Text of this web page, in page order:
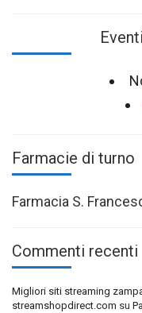
Farmacie di turno
Farmacia S.
Commenti recenti
Migliori siti streaming
streamshopdirect.com su